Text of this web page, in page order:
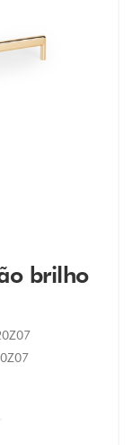
brilho